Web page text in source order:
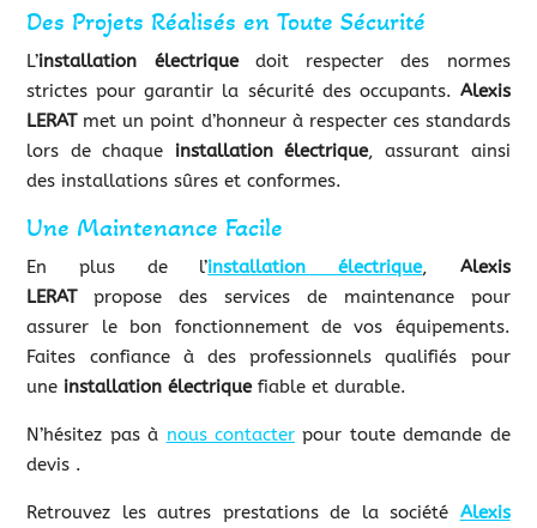
Des Projets Réalisés en Toute Sécurité
L’installation électrique
doit respecter des normes
strictes pour garantir la sécurité des occupants. Alexis
LERAT met un point d’honneur à respecter ces standards
lors de chaque
installation électrique, assurant ainsi
des installations sûres et conformes.
Une Maintenance Facile
En plus de l’installation électrique,
Alexis
LERAT
propose des services de maintenance pour
assurer le bon fonctionnement de vos équipements.
Faites confiance à des professionnels qualifiés pour
une installation électrique fiable et durable.
N’hésitez pas à nous contacter pour toute demande de
devis .
Retrouvez les autres prestations de la société Alexis